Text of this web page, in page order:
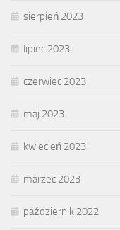
sierpień 2023
lipiec 2023
czerwiec 2023
maj 2023
kwiecień 2023
marzec 2023
październik 2022